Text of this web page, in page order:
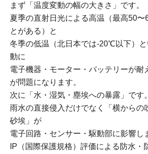
まず「温度変動の幅の大きさ」です。
夏季の直射日光による高温（最高50
とがある）と
冬季の低温（北日本では-20℃以下）
動に
電子機器・モーター・バッテリーが耐
が問題になります。
次に「水・湿気・塵埃への暴露」です。
雨水の直接侵入だけでなく「横からの
砂埃」が
電子回路・センサー・駆動部に影響し
IP（国際保護規格）評価による防水・